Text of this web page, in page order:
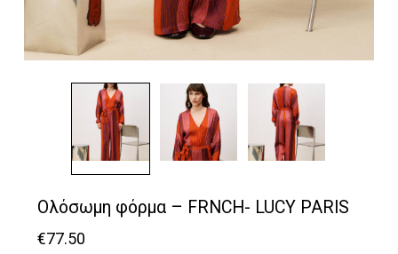
Ολόσωμη φόρμα – FRNCH- LUCY PARIS
€77.50